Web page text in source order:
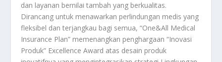
dan layanan bernilai tambah yang berkualitas.
Dirancang untuk menawarkan perlindungan medis yang
fleksibel dan terjangkau bagi semua, “One&All Medical
Insurance Plan” memenangkan penghargaan “Inovasi
Produk” Excellence Award atas desain produk